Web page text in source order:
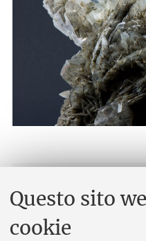
Questo sito
cookie
SMA - Servizi Educativi
via Zamboni 33, Bologna